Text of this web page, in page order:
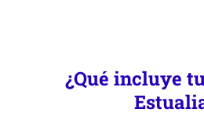
¿Qué incluye